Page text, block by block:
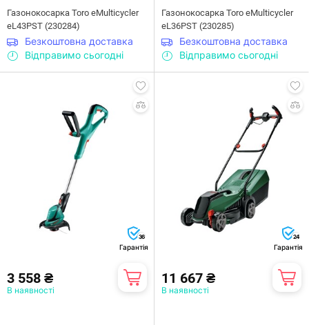
Газонокосарка Toro eMulticycler
eL43PST (230284)
Безкоштовна доставка
Відправимо сьогодні
Газонокосарка Toro eMulticycler
eL36PST (230285)
Безкоштовна доставка
Відправимо сьогодні
36
Гарантія
3 558 ₴
В наявності
24
Гарантія
11 667 ₴
В наявності